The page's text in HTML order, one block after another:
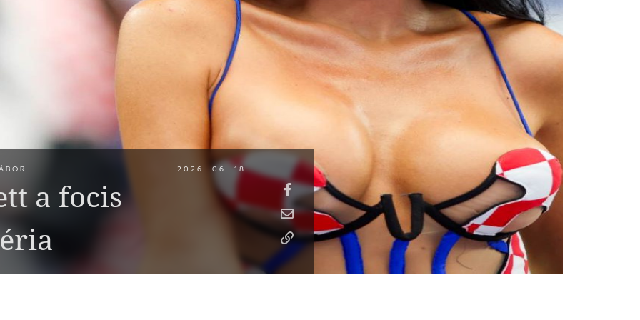
2026. 06. 18.
a focis